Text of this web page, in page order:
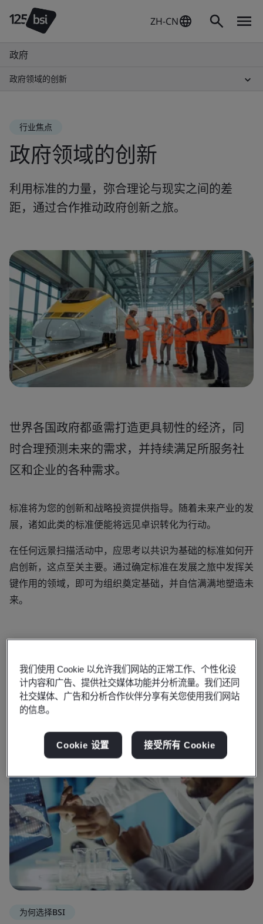
ZH-CN
政府
政府领域的创新
行业焦点
政府领域的创新
利用标准的力量，弥合理论与现实之间的差
距，通过合作推动政府创新之旅。
世界各国政府都亟需打造更具韧性的经济，同
时合理预测未来的需求，并持续满足所服务社
区和企业的各种需求。
标准将为您的创新和战略投资提供指导。随着未来产业的发
展，诸如此类的标准便能将远见卓识转化为行动。
在任何远景扫描活动中，应思考以共识为基础的标准如何开
启创新，这点至关主要。通过确定标准在发展之旅中发挥关
键作用的领域，即可为组织奠定基础，并自信满满地塑造未
来。
为何选择BSI
我们使用 Cookie 以允许我们网站的正常工作、个性化设
计内容和广告、提供社交媒体功能并分析流量。我们还同
社交媒体、广告和分析合作伙伴分享有关您使用我们网站
的信息。
Cookie 设置 接受所有 Cookie